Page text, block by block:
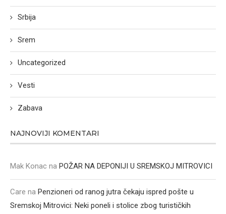
Srbija
Srem
Uncategorized
Vesti
Zabava
NAJNOVIJI KOMENTARI
Mak Konac na POŽAR NA DEPONIJI U SREMSKOJ MITROVICI
Care na Penzioneri od ranog jutra čekaju ispred pošte u
Sremskoj Mitrovici: Neki poneli i stolice zbog turističkih